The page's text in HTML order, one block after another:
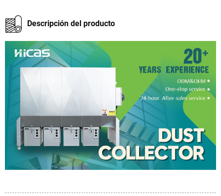
Descripción del producto